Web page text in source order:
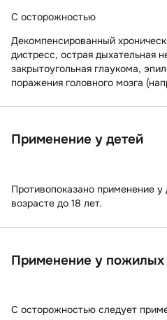
С осторожностью
Декомпенсированный
дистресс, острая дыхательная
закрытоугольная глаукома,
поражения головного мозга
Применение у детей
Противопоказано применение у
возрасте до 18 лет.
Применение у пожилых
С осторожностью следует